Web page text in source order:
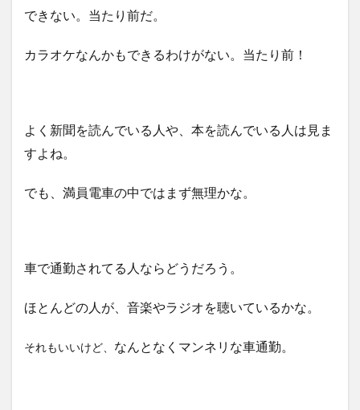
できない。当たり前だ。
カラオケなんかもできるわけがない。当たり前！
よく新聞を読んでいる人や、本を読んでいる人は見ま
すよね。
でも、満員電車の中ではまず無理かな。
車で通勤されてる人ならどうだろう。
ほとんどの人が、音楽やラジオを聴いているかな。
それもいいけど、 なんとなくマンネリな車通勤。